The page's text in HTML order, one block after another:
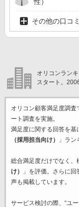
その他の口コ
オリコンラン
スタート。
オリコン顧客満足度調
ート調査を実施。
満足度に関する回答を基
（採用担当向け）
」ラン
総合満足度だけでなく、
け）
」を評価。さらに
声も掲載しています。
サービス検討の際、“ユ